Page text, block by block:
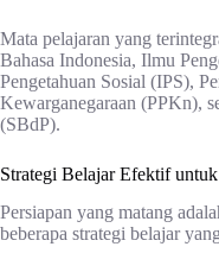
Mata pelajaran yang
Bahasa Indonesia, Ilmu
Pengetahuan Sosial (IPS),
Kewarganegaraan (PPKn),
(SBdP).
Strategi Belajar Efektif
Persiapan yang matang
beberapa strategi belajar